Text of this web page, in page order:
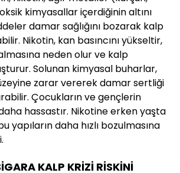
kimyasallar içerdiğinin altını
damar sağlığını bozarak kalp
Nikotin, kan basıncını yükseltir,
neden olur ve kalp
Solunan kimyasal buharlar,
zarar vererek damar sertliği
Çocukların ve gençlerin
hassastır. Nikotine erken yaşta
yapıların daha hızlı bozulmasına
KALP KRİZİ RİSKİNİ